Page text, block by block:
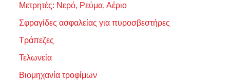
Μετρητές: Νερό, Ρεύμα, Αέριο
Σφραγίδες ασφαλείας για πυροσβεστήρες
Τράπεζες
Τελωνεία
Βιομηχανία τροφίμων